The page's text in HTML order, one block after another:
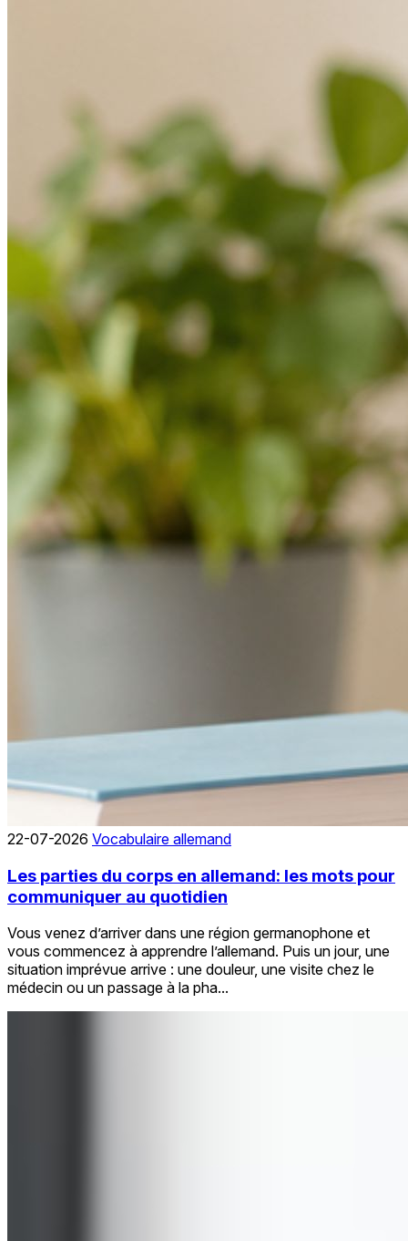
22-07-2026 Vocabulaire allemand
Les parties du corps en allemand: les mots pour
communiquer au quotidien
Vous venez d’arriver dans une région germanophone et
vous commencez à apprendre l’allemand. Puis un jour, une
situation imprévue arrive : une douleur, une visite chez le
médecin ou un passage à la pha...